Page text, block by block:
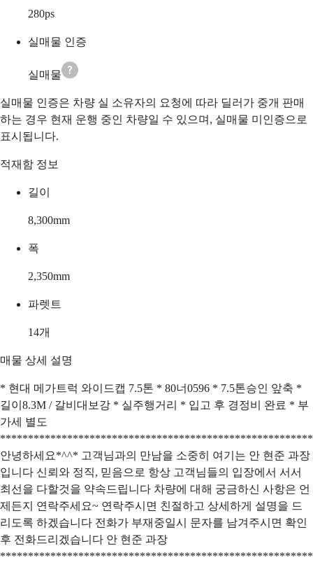
280ps
실매물 인증
실매물
실매물 인증은 차량 실 소유자의 요청에 따라 딜러가 중개 판매
하는 경우 현재 운행 중인 차량일 수 있으며, 실매물 미인증으로
표시됩니다.
적재함 정보
길이
8,300mm
폭
2,350mm
파렛트
14개
매물 상세 설명
* 현대 메가트럭 와이드캡 7.5톤 * 80너0596 * 7.5톤승인 앞축 *
길이8.3M / 갈비대보강 * 실주행거리 * 입고 후 경정비 완료 * 부
가세 별도
안녕하세요*^^* 고객님과의 만남을 소중히 여기는 안 현준 과장
입니다 신뢰와 정직, 믿음으로 항상 고객님들의 입장에서 서서
최선을 다할것을 약속드립니다 차량에 대해 궁금하신 사항은 언
제든지 연락주세요~ 연락주시면 친절하고 상세하게 설명을 드
리도록 하겠습니다 전화가 부재중일시 문자를 남겨주시면 확인
후 전화드리겠습니다 안 현준 과장